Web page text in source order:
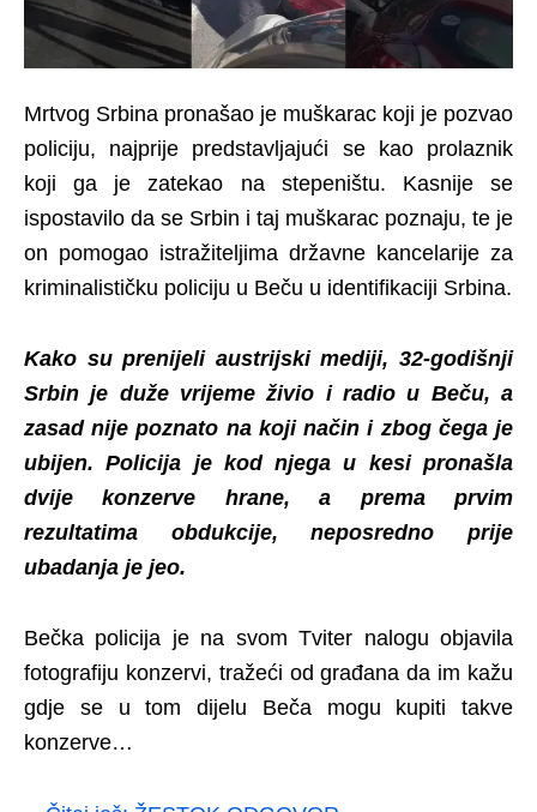
Mrtvog Srbina pronašao je muškarac koji je pozvao
policiju, najprije predstavljajući se kao prolaznik
koji ga je zatekao na stepeništu. Kasnije se
ispostavilo da se Srbin i taj muškarac poznaju, te je
on pomogao istražiteljima državne kancelarije za
kriminalističku policiju u Beču u identifikaciji Srbina.
Kako su prenijeli austrijski mediji, 32-godišnji
Srbin je duže vrijeme živio i radio u Beču, a
zasad nije poznato na koji način i zbog čega je
ubijen. Policija je kod njega u kesi pronašla
dvije konzerve hrane, a prema prvim
rezultatima obdukcije, neposredno prije
ubadanja je jeo.
Bečka policija je na svom Tviter nalogu objavila
fotografiju konzervi, tražeći od građana da im kažu
gdje se u tom dijelu Beča mogu kupiti takve
konzerve…